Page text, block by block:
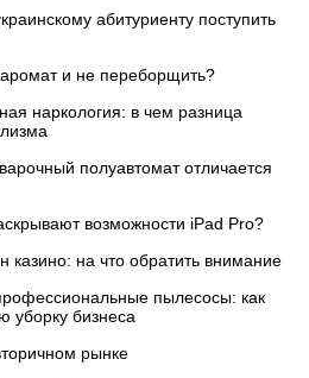
абитуриенту поступить
и не переборщить?
наркология: в чем разница
полуавтомат отличается
возможности iPad Pro?
казино: на что обратить внимание
пылесосы: как
уборку бизнеса
рынке